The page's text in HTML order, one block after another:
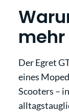
Der Egret
eines
Scooters –